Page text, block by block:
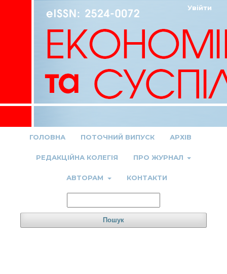
ГОЛОВНА ПОТОЧНИЙ ВИПУСК АРХІВ
РЕДАКЦІЙНА КОЛЕГІЯ ПРО ЖУРНАЛ
АВТОРАМ КОНТАКТИ
Пошук
Увійти